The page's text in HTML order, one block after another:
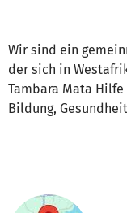
Wir sind ein
der sich in
Tambara Mata
Bildung,